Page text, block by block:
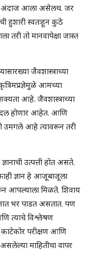
अंदाज आला असेलच. जर
हुशारी स्वतःहून कुठे
तरी तो मानवापेक्षा जास्त
जैवशास्त्राच्या
आमच्या
आहे. जैवशास्त्राच्या
होणार आहेत. आणि
उमगले आहे त्यावरून तरी
उत्पत्ती होत असते.
काही ज्ञान हे आजूबाजूला
आपल्याला मिळते. शिवाय
भर पाडत असतात. पण
त्याचे विश्लेषण
परीक्षण आणि
माहितीचा वापर